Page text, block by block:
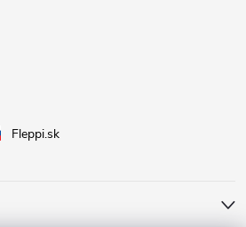
Fleppi.sk